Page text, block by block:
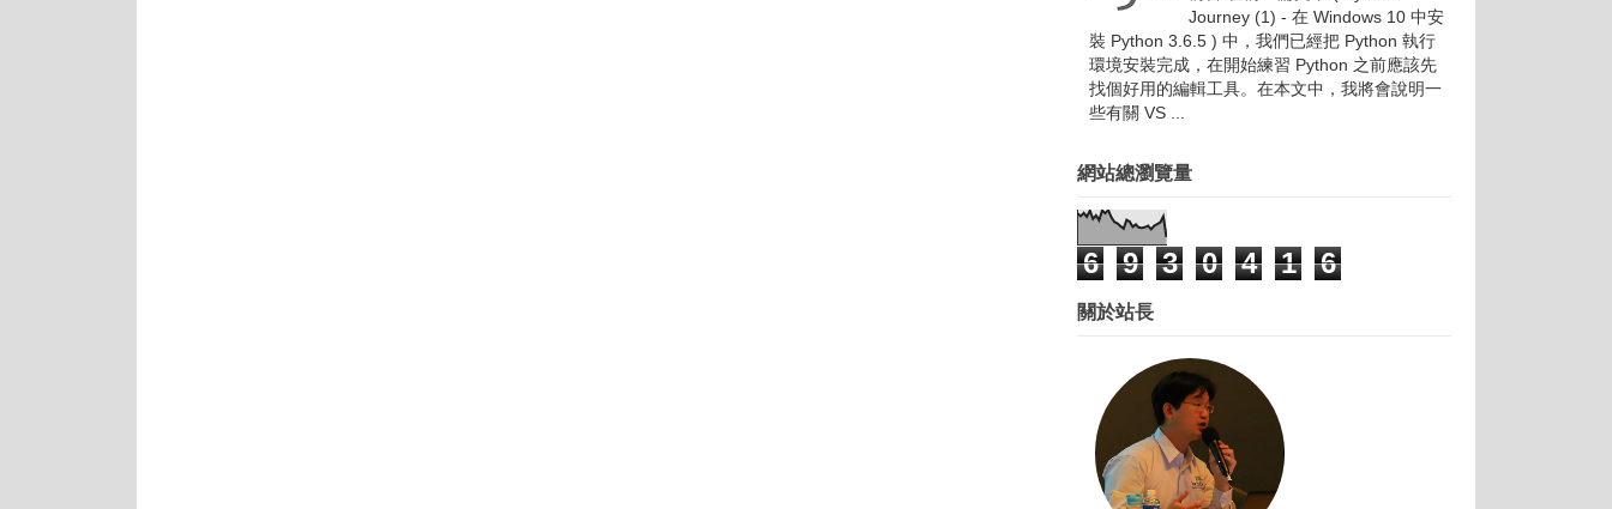
Journey (1) - 在 Windows 10 中安
裝 Python 3.6.5 ) 中，我們已經把 Python 執行
環境安裝完成，在開始練習 Python 之前應該先
找個好用的編輯工具。在本文中，我將會說明一
些有關 VS ...
網站總瀏覽量
6 9 3 0 4 1 6
關於站長